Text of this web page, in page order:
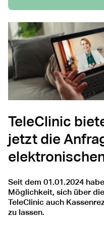
TeleClinic
jetzt die
Seit dem 01.01.2024
Möglichkeit, sich über
TeleClinic auch
zu lassen.